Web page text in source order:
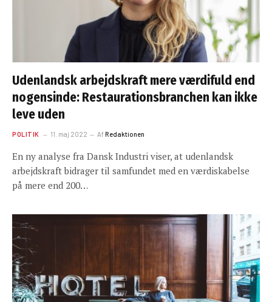
Udenlandsk arbejdskraft mere værdifuld end
nogensinde: Restaurationsbranchen kan ikke
leve uden
POLITIK 11. maj 2022 AfRedaktionen
En ny analyse fra Dansk Industri viser, at udenlandsk
arbejdskraft bidrager til samfundet med en værdiskabelse
på mere end 200…